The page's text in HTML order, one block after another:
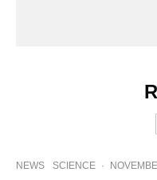
NEWS SCIENCE ·